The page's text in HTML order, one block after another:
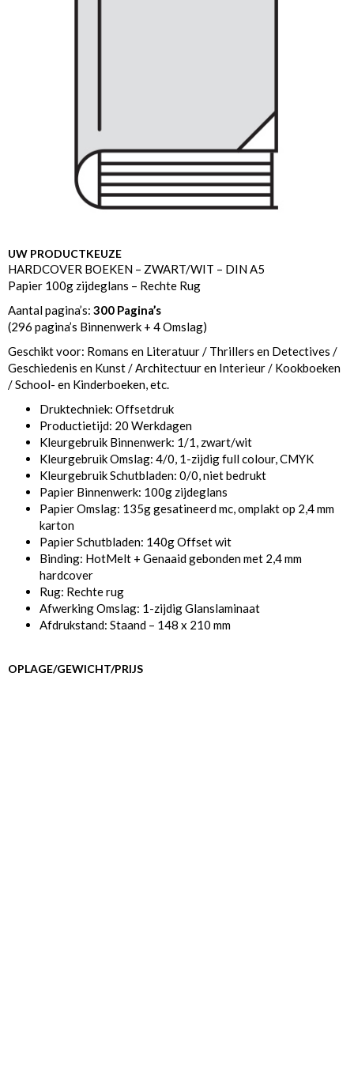
UW PRODUCTKEUZE
HARDCOVER BOEKEN – ZWART/WIT – DIN A5
Papier 100g zijdeglans – Rechte Rug
Aantal pagina’s: 300 Pagina’s
(296 pagina’s Binnenwerk + 4 Omslag)
Geschikt voor: Romans en Literatuur / Thrillers en Detectives /
Geschiedenis en Kunst / Architectuur en Interieur / Kookboeken
/ School- en Kinderboeken, etc.
Druktechniek: Offsetdruk
Productietijd: 20 Werkdagen
Kleurgebruik Binnenwerk: 1/1, zwart/wit
Kleurgebruik Omslag: 4/0, 1-zijdig full colour, CMYK
Kleurgebruik Schutbladen: 0/0, niet bedrukt
Papier Binnenwerk: 100g zijdeglans
Papier Omslag: 135g gesatineerd mc, omplakt op 2,4 mm
karton
Papier Schutbladen: 140g Offset wit
Binding: HotMelt + Genaaid gebonden met 2,4 mm
hardcover
Rug: Rechte rug
Afwerking Omslag: 1-zijdig Glanslaminaat
Afdrukstand: Staand – 148 x 210 mm
OPLAGE/GEWICHT/PRIJS